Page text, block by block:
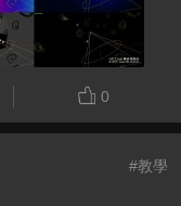
0
#教學